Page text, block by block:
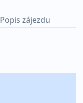
Popis zájezdu